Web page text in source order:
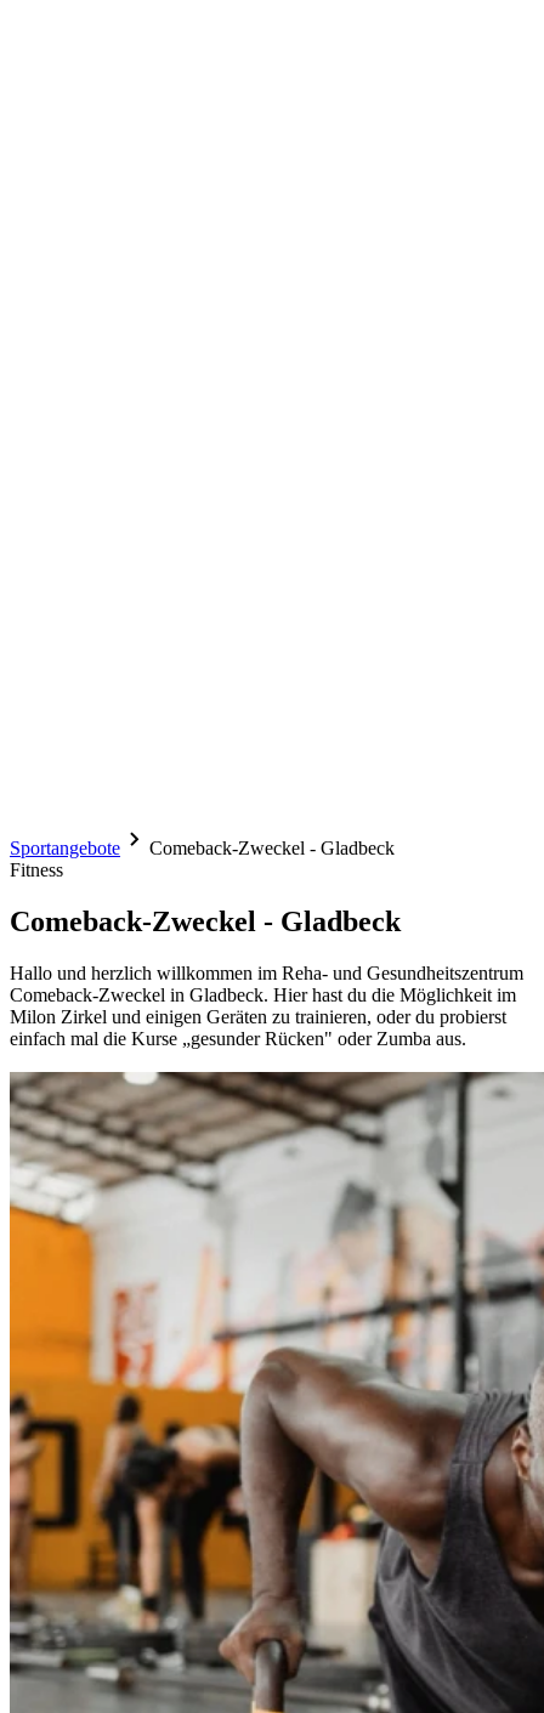
Sportangebote
Comeback-Zweckel - Gladbeck
Fitness
Comeback-Zweckel - Gladbeck
Hallo und herzlich willkommen im Reha- und Gesundheitszentrum
Comeback-Zweckel in Gladbeck. Hier hast du die Möglichkeit im
Milon Zirkel und einigen Geräten zu trainieren, oder du probierst
einfach mal die Kurse „gesunder Rücken" oder Zumba aus.